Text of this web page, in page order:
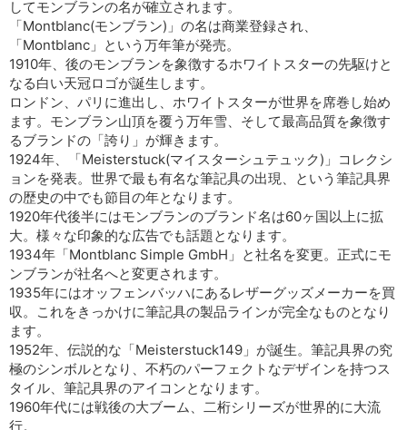
してモンブランの名が確立されます。
「Montblanc(モンブラン)」の名は商業登録され、
「Montblanc」という万年筆が発売。
1910年、後のモンブランを象徴するホワイトスターの先駆けと
なる白い天冠ロゴが誕生します。
ロンドン、パリに進出し、ホワイトスターが世界を席巻し始め
ます。モンブラン山頂を覆う万年雪、そして最高品質を象徴す
るブランドの「誇り」が輝きます。
1924年、「Meisterstuck(マイスターシュテュック)」コレクシ
ョンを発表。世界で最も有名な筆記具の出現、という筆記具界
の歴史の中でも節目の年となります。
1920年代後半にはモンブランのブランド名は60ヶ国以上に拡
大。様々な印象的な広告でも話題となります。
1934年「Montblanc Simple GmbH」と社名を変更。正式にモ
ンブランが社名へと変更されます。
1935年にはオッフェンバッハにあるレザーグッズメーカーを買
収。これをきっかけに筆記具の製品ラインが完全なものとなり
ます。
1952年、伝説的な「Meisterstuck149」が誕生。筆記具界の究
極のシンボルとなり、不朽のパーフェクトなデザインを持つス
タイル、筆記具界のアイコンとなります。
1960年代には戦後の大ブーム、二桁シリーズが世界的に大流
行。